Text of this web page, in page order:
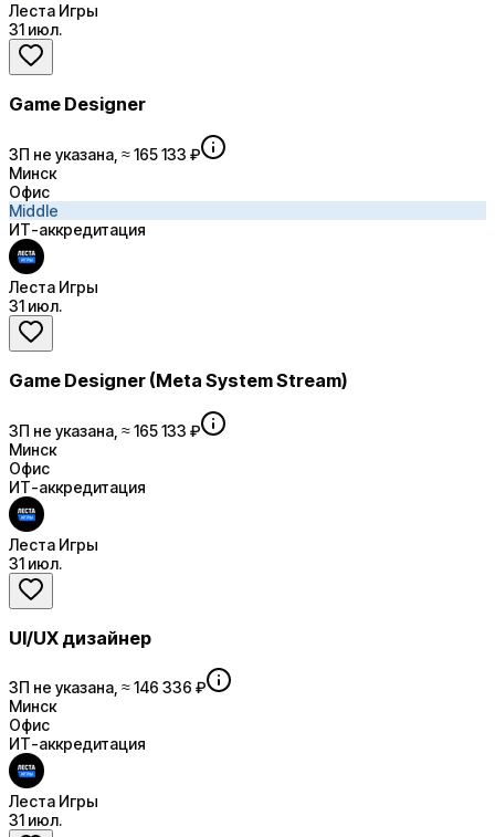
Леста Игры
31 июл.
Game Designer
ЗП не указана, ≈ 165 133 ₽
Минск
Офис
Middle
ИТ-аккредитация
Леста Игры
31 июл.
Game Designer (Meta System Stream)
ЗП не указана, ≈ 165 133 ₽
Минск
Офис
ИТ-аккредитация
Леста Игры
31 июл.
UI/UX дизайнер
ЗП не указана, ≈ 146 336 ₽
Минск
Офис
ИТ-аккредитация
Леста Игры
31 июл.